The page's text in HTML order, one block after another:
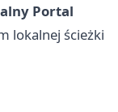
Portal
lokalnej ścieżki